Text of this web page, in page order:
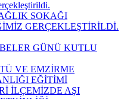
SOKAĞI
GERÇEKLEŞTİRİLDİ.
GÜNÜ KUTLU
VE EMZİRME
EĞİTİMİ
İLÇEMİZDE AŞI